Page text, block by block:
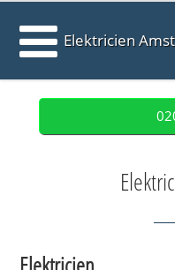
Elektricien